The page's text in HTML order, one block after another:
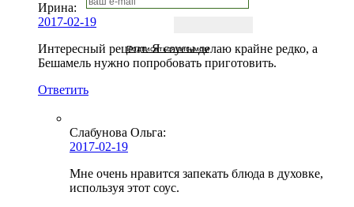
Подписаться письмом
Ирина:
2017-02-19
Интересный рецепт. Я соусы делаю крайне редко, а
Бешамель нужно попробовать приготовить.
Ответить
Слабунова Ольга:
2017-02-19
Мне очень нравится запекать блюда в духовке,
используя этот соус.